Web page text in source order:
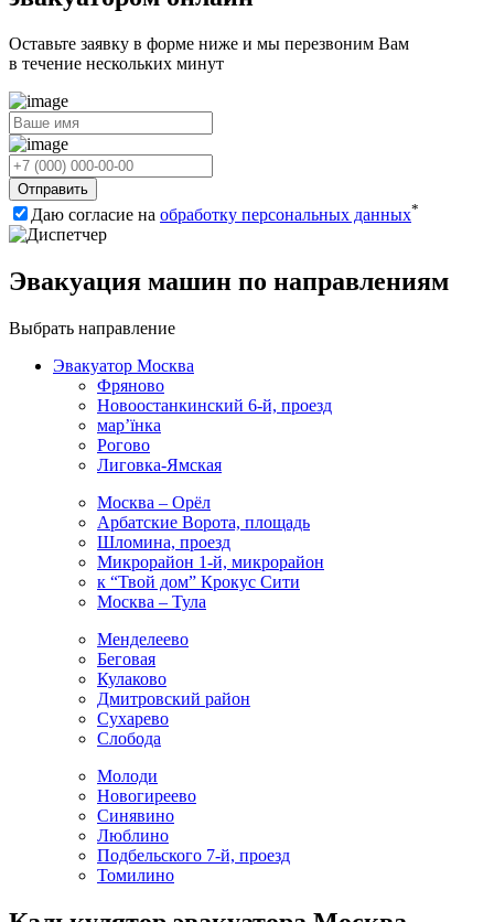
Оставьте заявку в форме ниже и мы перезвоним Вам
в течение нескольких минут
Отправить
Даю согласие на обработку персональных данных*
Эвакуация машин по направлениям
Выбрать направление
Эвакуатор Москва
Фряново
Новоостанкинский 6-й, проезд
мар’їнка
Рогово
Лиговка-Ямская
Москва – Орёл
Арбатские Ворота, площадь
Шломина, проезд
Микрорайон 1-й, микрорайон
к “Твой дом” Крокус Сити
Москва – Тула
Менделеево
Беговая
Кулаково
Дмитровский район
Сухарево
Слобода
Молоди
Новогиреево
Синявино
Люблино
Подбельского 7-й, проезд
Томилино